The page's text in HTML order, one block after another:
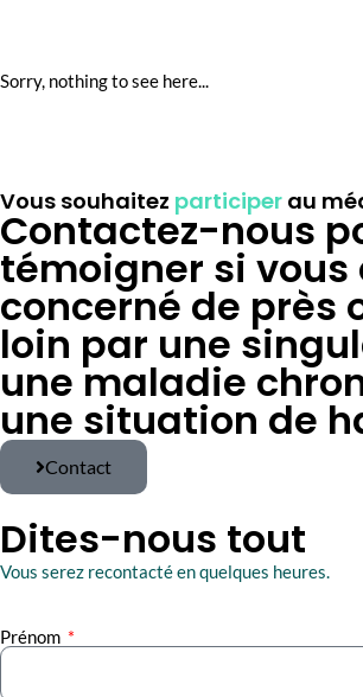
Sorry, nothing to see here...
Vous souhaitez participer au
Contactez-nous
témoigner si vous
concerné de près
loin par une
une maladie
une situation de
Contact
Dites-nous tout
Vous serez recontacté en quelques heures.
Prénom